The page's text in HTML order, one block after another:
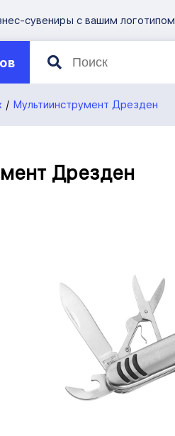
сувениры с вашим логотипом
Мультиинструмент Дрезден
Дрезден